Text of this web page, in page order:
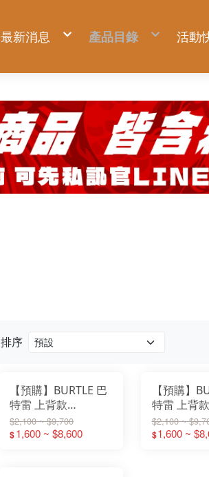
最新消息
AC1154-側腰款背心
AC2094HB-上背款背心
AC2096-側腰款短袖
AC2096HB-上背款短袖
AC2111-上背款反光長袖(可拆)
AC2114-上背款反光背心
AC2121-下背款休閒長袖(可拆)
AC2124-下背款休閒背心
產品目錄
BURTLE 巴特雷
Venti 風神科技
HASEGAWA 長谷川
IPS 五十嵐
WRAPGRADE
MIZUNO 美津濃
PATRONI 配多利
UTOKU TOOLS 宇
GFOX
DEEN 迪恩工具
職人部品專區
GatorTape小鱷魚
活動
排序
【預購】BURTLE 巴
特雷 上背款
AC2096HB-23-
30V【23卡其】
$2,100 ~ $9,700
$1,600 ~ $8,600
【預購】
特雷 上背款
AC2096HB-
30V【35黑
$2,100 ~
$1,600 ~